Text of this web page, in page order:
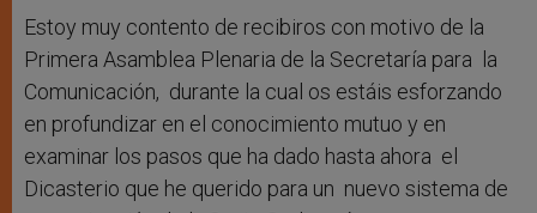
Estoy muy contento de recibiros con motivo de la
Primera Asamblea Plenaria de la Secretaría para la
Comunicación, durante la cual os estáis esforzando
en profundizar en el conocimiento mutuo y en
examinar los pasos que ha dado hasta ahora el
Dicasterio que he querido para un nuevo sistema de